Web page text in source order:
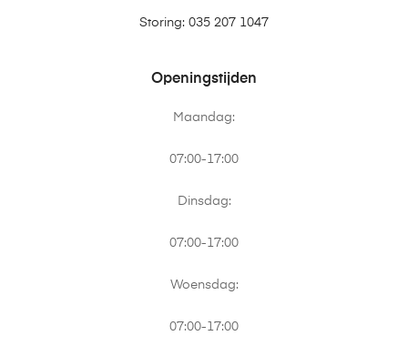
Storing: 035 207 1047
Openingstijden
Maandag:
07:00-17:00
Dinsdag:
07:00-17:00
Woensdag:
07:00-17:00